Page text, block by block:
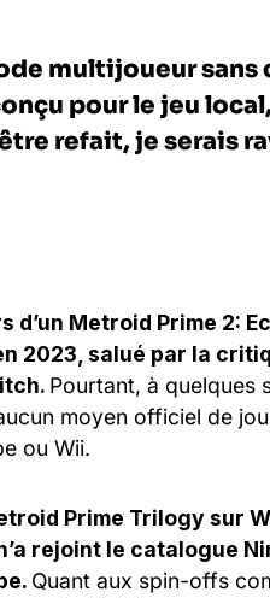
multijoueur
pour le jeu
refait, je serais
Metroid Prime 2:
2023, salué par la
Pourtant, à quelques
moyen officiel de
ou Wii.
Prime Trilogy sur
rejoint le catalogue
Quant aux spin-offs